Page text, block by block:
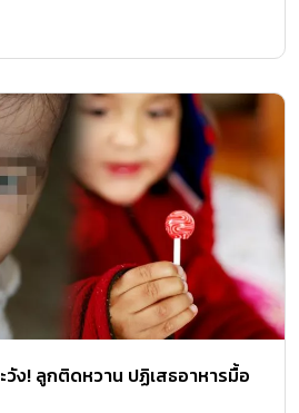
มากใช่ไหมคะ สิ่งหนึ่งที่คุณแม่สามารถ
เรื่องโภชนาการ เลือกอาหารที่เหมาะสม
งเราได้รับสิ่งที่ดีด้วยกันทั้งนั้น ขึ้นชื่อว่า
ที่ใส่ใจลูกด้วยตัวเอง ทำอาหารให้ลูกกิน
ลาของการเติบโต ได้เห็นทุกพัฒนาการของ
พัฒนาการที่สำคัญในแต่ละช่วงวัย เช่น การ
เริ่มเดินก้าวแรก คุณแม่ก็อยากภาคภูมิใจ
าวของลูก แต่ด้วยสภาพสังคมในปัจจุบัน ที่
วย เลี้ยงลูกไปด้วย อาจทำให้คุณแม่มี
ลูกในวัยนี้เป็นวัยที่มีพัฒนาการที่
โดดอยู่ตลอดเวลา คุณแม่จึงยิ่งต้องใส่ใจ
คือหนึ่งในปัจจัยสำคัญที่จะช่วยให้ลูกน้อย
ที่สมวัย คุณแม่ให้ลูกน้อยทานอาหารหลาก
สริมอาหารที่มีประโยชน์ให้ลูกในทุก ๆ วัน
ง! ลูกติดหวาน ปฏิเสธอาหารมื้อ